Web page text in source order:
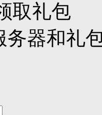
取礼包
务器和礼